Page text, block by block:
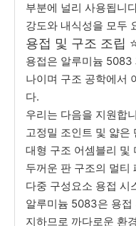
부분에 널리 사용됩니
강도와 내식성을 모두
용접 및 구조 조립
용접은 알루미늄 5083
나이며 구조 공학에서
다.
우리는 다음을 지원합
고정밀 조인트 및 얇은
대형 구조 어셈블리 및
두꺼운 판 구조의 멀티
다중 구성요소 용접 시
알루미늄 5083은 용접
지하므로 까다로운 환